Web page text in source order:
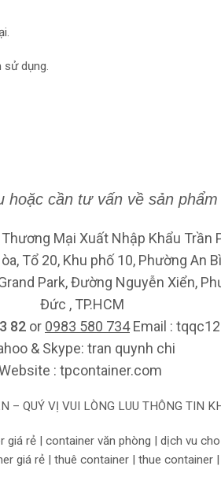
dụng.
hoặc cần tư vấn về sản
Mại Xuất Nhập Khẩu Trần
Tổ 20, Khu phố 10, Phường An
Park, Đường Nguyễn Xiển,
Đức , TP.HCM
82 or 0983 580 734Email :
& Skype: tran quynh chi
: tpcontainer.com
QUÝ VỊ VUI LÒNG LUU THÔNG TIN
rẻ | container văn phòng | dịch vu
giá rẻ | thuê container | thue container |